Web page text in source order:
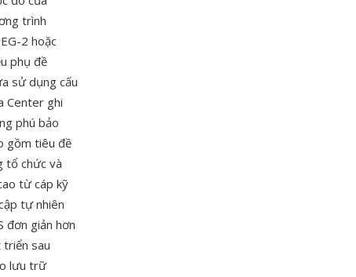
trình
2 hoặc
phụ đề
sử dụng cấu
Center ghi
phú bảo
gồm tiêu đề
tổ chức và
từ cáp kỹ
tự nhiên
đơn giản hơn
sau
lưu trữ